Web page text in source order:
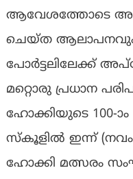
ആവേശത്തോടെ
ചെയ്‌ത
പോർട്ടലിലേക്ക്
മറ്റൊരു പ്രധാന
ഹോക്കിയുടെ 100-
സ്കൂളിൽ ഇന്ന്
ഹോക്കി മത്സരം